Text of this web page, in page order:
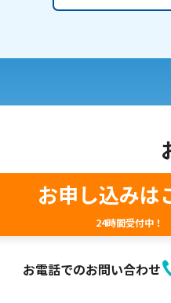
ご利用約款
お申し込みは
24時間受付中！
お電話でのお問い合わせ